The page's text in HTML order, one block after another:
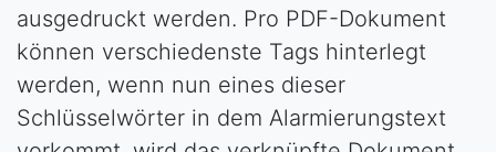
ausgedruckt werden. Pro PDF-Dokument
können verschiedenste Tags hinterlegt
werden, wenn nun eines dieser
Schlüsselwörter in dem Alarmierungstext